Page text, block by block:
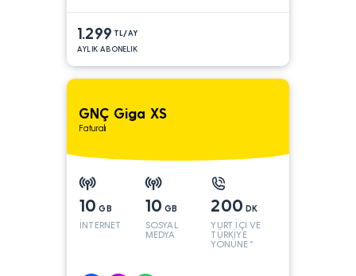
1.299 TL/AY
AYLIK ABONELIK
GNÇ Giga XS
Faturalı
10 GB
İNTERNET
10 GB
SOSYAL
MEDYA
200 DK
YURT İÇİ VE
TÜRKİYE
YÖNÜNE*